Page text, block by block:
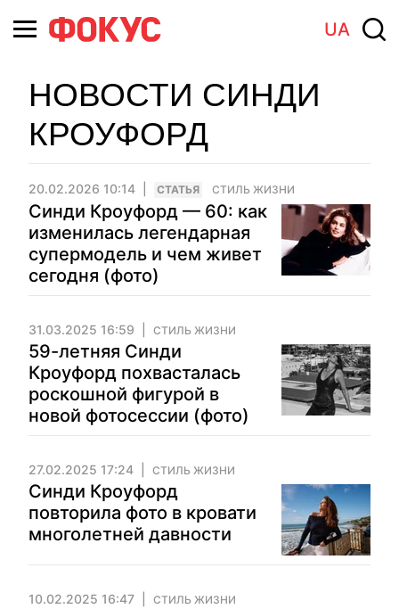
UA
НОВОСТИ СИНДИ
КРОУФОРД
20.02.2026 10:14 CТАТЬЯ СТИЛЬ ЖИЗНИ
Синди Кроуфорд — 60: как
изменилась легендарная
супермодель и чем живет
сегодня (фото)
31.03.2025 16:59 СТИЛЬ ЖИЗНИ
59-летняя Синди
Кроуфорд похвасталась
роскошной фигурой в
новой фотосессии (фото)
27.02.2025 17:24 СТИЛЬ ЖИЗНИ
Синди Кроуфорд
повторила фото в кровати
многолетней давности
10.02.2025 16:47 СТИЛЬ ЖИЗНИ